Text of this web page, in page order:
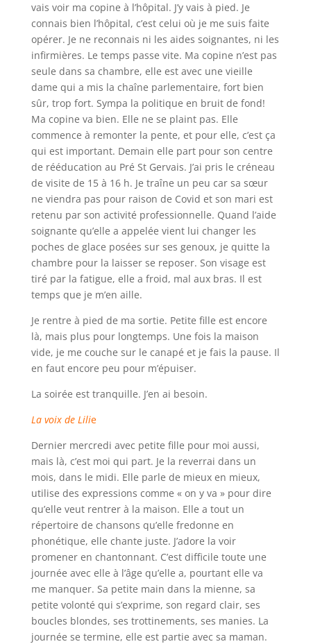
vais voir ma copine à l’hôpital. J’y vais à pied. Je
connais bien l’hôpital, c’est celui où je me suis faite
opérer. Je ne reconnais ni les aides soignantes, ni les
infirmières. Le temps passe vite. Ma copine n’est pas
seule dans sa chambre, elle est avec une vieille
dame qui a mis la chaîne parlementaire, fort bien
sûr, trop fort. Sympa la politique en bruit de fond!
Ma copine va bien. Elle ne se plaint pas. Elle
commence à remonter la pente, et pour elle, c’est ça
qui est important. Demain elle part pour son centre
de rééducation au Pré St Gervais. J’ai pris le créneau
de visite de 15 à 16 h. Je traîne un peu car sa sœur
ne viendra pas pour raison de Covid et son mari est
retenu par son activité professionnelle. Quand l’aide
soignante qu’elle a appelée vient lui changer les
poches de glace posées sur ses genoux, je quitte la
chambre pour la laisser se reposer. Son visage est
tiré par la fatigue, elle a froid, mal aux bras. Il est
temps que je m’en aille.
Je rentre à pied de ma sortie. Petite fille est encore
là, mais plus pour longtemps. Une fois la maison
vide, je me couche sur le canapé et je fais la pause. Il
en faut encore peu pour m’épuiser.
La soirée est tranquille. J’en ai besoin.
La voix de Lilie
Dernier mercredi avec petite fille pour moi aussi,
mais là, c’est moi qui part. Je la reverrai dans un
mois, dans le midi. Elle parle de mieux en mieux,
utilise des expressions comme « on y va » pour dire
qu’elle veut rentrer à la maison. Elle a tout un
répertoire de chansons qu’elle fredonne en
phonétique, elle chante juste. J’adore la voir
promener en chantonnant. C’est difficile toute une
journée avec elle à l’âge qu’elle a, pourtant elle va
me manquer. Sa petite main dans la mienne, sa
petite volonté qui s’exprime, son regard clair, ses
boucles blondes, ses trottinements, ses manies. La
journée se termine, elle est partie avec sa maman.